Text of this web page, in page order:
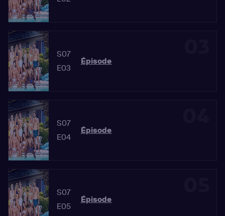
S07
E03
Épisode
S07
E04
Épisode
S07
E05
Épisode